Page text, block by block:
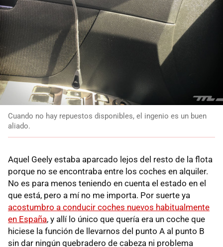
Cuando no hay repuestos disponibles, el ingenio es un buen
aliado.
Aquel Geely estaba aparcado lejos del resto de la flota
porque no se encontraba entre los coches en alquiler.
No es para menos teniendo en cuenta el estado en el
que está, pero a mí no me importa. Por suerte ya
acostumbro a conducir coches nuevos habitualmente
en España, y allí lo único que quería era un coche que
hiciese la función de llevarnos del punto A al punto B
sin dar ningún quebradero de cabeza ni problema